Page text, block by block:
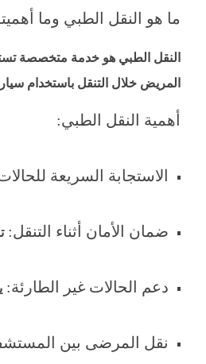
ما هو النقل الطبي وما
النقل الطبي هو خدمة متخصصة
المريض خلال التنقل باستخدام
أهمية النقل الطبي:
الاستجابة السريعة
ضمان الأمان أثناء التنقل:
دعم الحالات غير الطارئة:
نقل المرضى بين